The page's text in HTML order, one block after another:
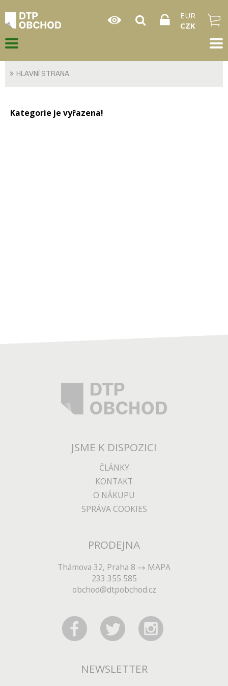
EUR
CZK
HLAVNÍ STRANA
Kategorie je vyřazena!
JSME K DISPOZICI
ČLÁNKY
KONTAKT
O NÁKUPU
SPRÁVA COOKIES
PRODEJNA
Thámova 32, Praha 8
MAPA
233 355 585
obchod@dtpobchod.cz
NEWSLETTER